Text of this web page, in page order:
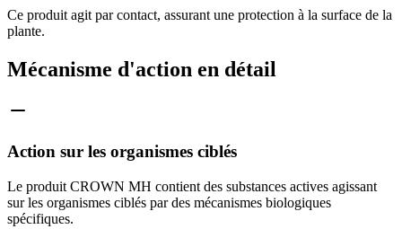
Ce produit agit par contact, assurant une protection à la surface de la
plante.
Mécanisme d'action en détail
Action sur les organismes ciblés
Le produit CROWN MH contient des substances actives agissant
sur les organismes ciblés par des mécanismes biologiques
spécifiques.